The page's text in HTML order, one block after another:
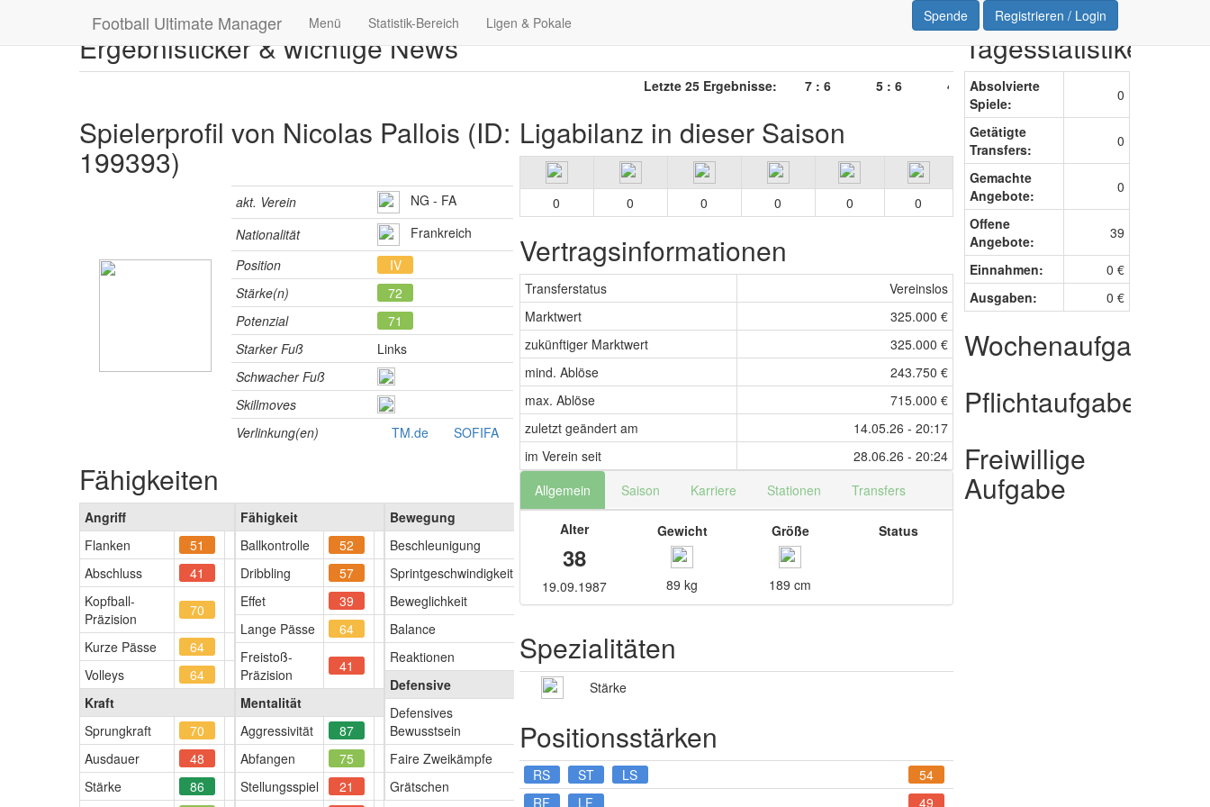
Football Ultimate Manager Menü Statistik-Bereich Ligen & Pokale Spende Registrieren / Login
Ergebnisticker & wichtige News
Letzte 25 Ergebnisse: 7 : 6 5 : 6 4 : 4 7 : 6
Spielerprofil von Nicolas Pallois (ID:
199393)
akt. Verein
NG - FA
Nationalität
Frankreich
Position
IV
Stärke(n)
72
Potenzial
71
Starker Fuß
Links
Schwacher Fuß
Skillmoves
Verlinkung(en)
TM.de SOFIFA
Fähigkeiten
Angriff
Flanken
51
Abschluss
41
Kopfball-
Präzision
70
Kurze Pässe
64
Volleys
64
Kraft
Sprungkraft
70
Ausdauer
48
Stärke
86
Fähigkeit
Ballkontrolle
52
Dribbling
57
Effet
39
Lange Pässe
64
Freistoß-
Präzision
41
Mentalität
Aggressivität
87
Abfangen
75
Stellungsspiel
21
Bewegung
Beschleunigung
Sprintgeschwindigkeit
Beweglichkeit
34
Balance
Reaktionen
65
Defensive
Defensives
Bewusstsein
Faire Zweikämpfe
69
Grätschen
63
Ligabilanz in dieser Saison
0 0 0 0 0 0
Vertragsinformationen
Transferstatus
Vereinslos
Marktwert
325.000 €
zukünftiger Marktwert
325.000 €
mind. Ablöse
243.750 €
max. Ablöse
715.000 €
zuletzt geändert am
14.05.26 - 20:17
im Verein seit
28.06.26 - 20:24
Allgemein
Saison Karriere Stationen Transfers
Alter
38
19.09.1987
Gewicht
89 kg
Größe
189 cm
Status
Spezialitäten
Stärke
Positionsstärken
RS ST LS
54
RF
LF 49
Tagesstatistiken
Absolvierte
Spiele:
0
Getätigte
Transfers:
0
Gemachte
Angebote:
0
Offene
Angebote:
39
Einnahmen:
0 €
Ausgaben:
0 €
Wochenaufgaben
Pflichtaufgabe
Freiwillige
Aufgabe